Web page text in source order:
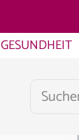
GESUNDHEIT